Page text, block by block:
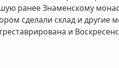
ранее Знаменскому
сделали склад и другие
и